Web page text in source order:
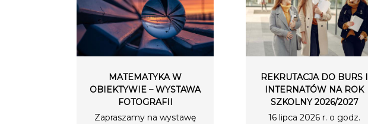
MATEMATYKA W
OBIEKTYWIE – WYSTAWA
FOTOGRAFII
Zapraszamy na wystawę
REKRUTACJA DO BURS I
INTERNATÓW NA ROK
SZKOLNY 2026/2027
16 lipca 2026 r. o godz.